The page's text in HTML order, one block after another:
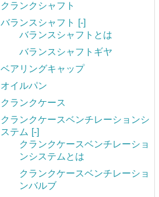
クランクシャフト
バランスシャフト
[-]
バランスシャフトとは
バランスシャフトギヤ
ベアリングキャップ
オイルパン
クランクケース
クランクケースベンチレーションシ
ステム [-]
クランクケースベンチレーショ
ンシステムとは
クランクケースベンチレーショ
ンバルブ